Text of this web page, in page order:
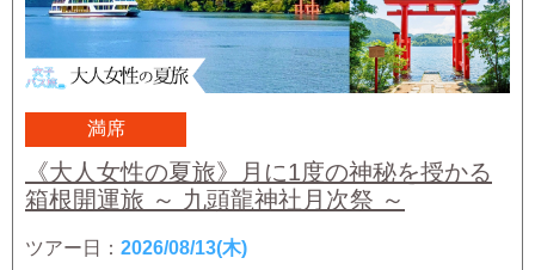
満席
《大人女性の夏旅》月に1度の神秘を授かる
箱根開運旅 ～ 九頭龍神社月次祭 ～
ツアー日： 2026/08/13(木)